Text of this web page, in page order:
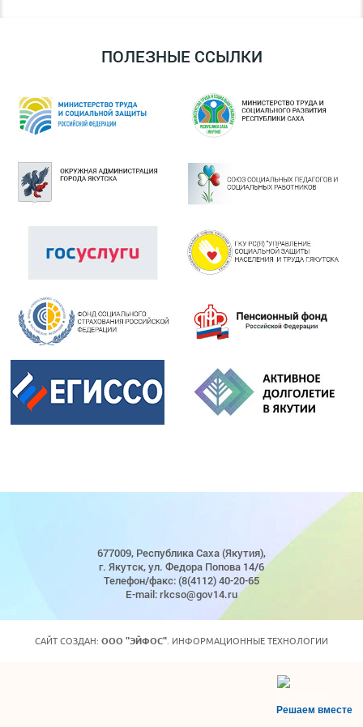
ПОЛЕЗНЫЕ ССЫЛКИ
677009, Республика Саха (Якутия),
г. Якутск, ул. Федора Попова 14/6
Телефон/факс: (8(4112) 40-20-65
E-mail: rkcso@gov14.ru
САЙТ СОЗДАН: ООО "ЭЙФОС" . ИНФОРМАЦИОННЫЕ ТЕХНОЛОГИИ
Решаем вместе